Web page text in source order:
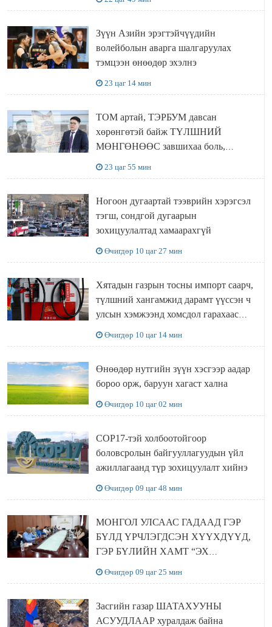
Зүүн Азийн эрэгтэйчүүдийн
волейболын аварга шалгаруулах
тэмцээн өнөөдөр эхэлнэ
23 цаг 14 мин
ТОМ артай, ТЭРБУМ давсан
хөрөнгөтэй байж ТҮЛШНИЙ
МӨНГӨНӨӨС завшихаа боль,
23 цаг 55 мин
Ногоон дугаартай тээврийн хэрэгсэл
тэгш, сондгой дугаарын
зохицуулалтад хамаарахгүй
Өчигдөр 10 цаг 27 мин
Хятадын газрын тосны импорт саарч,
түлшний хангамжид дарамт үүссэн ч
улсын хэмжээнд хомсдол гарахаас
Өчигдөр 10 цаг 14 мин
Өнөөдөр нутгийн зүүн хэсгээр аадар
бороо орж, баруун хагаст хална
Өчигдөр 10 цаг 02 мин
COP17-тэй холбоотойгоор
боловсролын байгууллагуудын үйл
ажиллагаанд түр зохицуулалт хийнэ
Өчигдөр 09 цаг 48 мин
МОНГОЛ УЛСААС ГАДААД ГЭР
БҮЛД ҮРЧЛЭГДСЭН ХҮҮХДҮҮД,
ГЭР БҮЛИЙН ХАМТ “ЭХ
Өчигдөр 09 цаг 25 мин
Засгийн газар ШАТАХУУНЫ
АСУУДЛААР хуралдаж байна